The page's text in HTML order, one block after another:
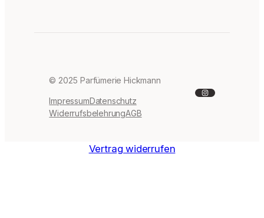
© 2025 Parfümerie Hickmann
ImpressumDatenschutz
WiderrufsbelehrungAGB
Instagram
Vertrag widerrufen